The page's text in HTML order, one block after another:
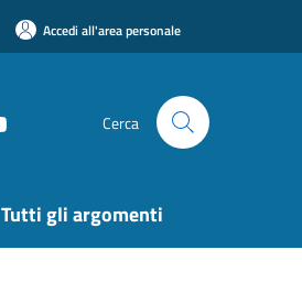
Accedi all'area personale
Cerca
Tutti gli argomenti